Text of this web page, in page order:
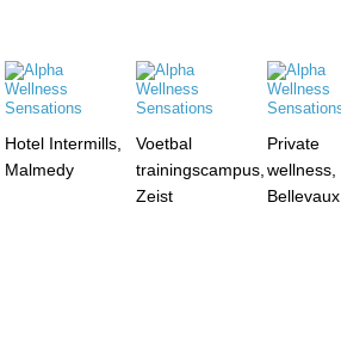
Hotel Intermills,
Malmedy
Voetbal
trainingscampus,
Zeist
Private
wellness,
Bellevaux